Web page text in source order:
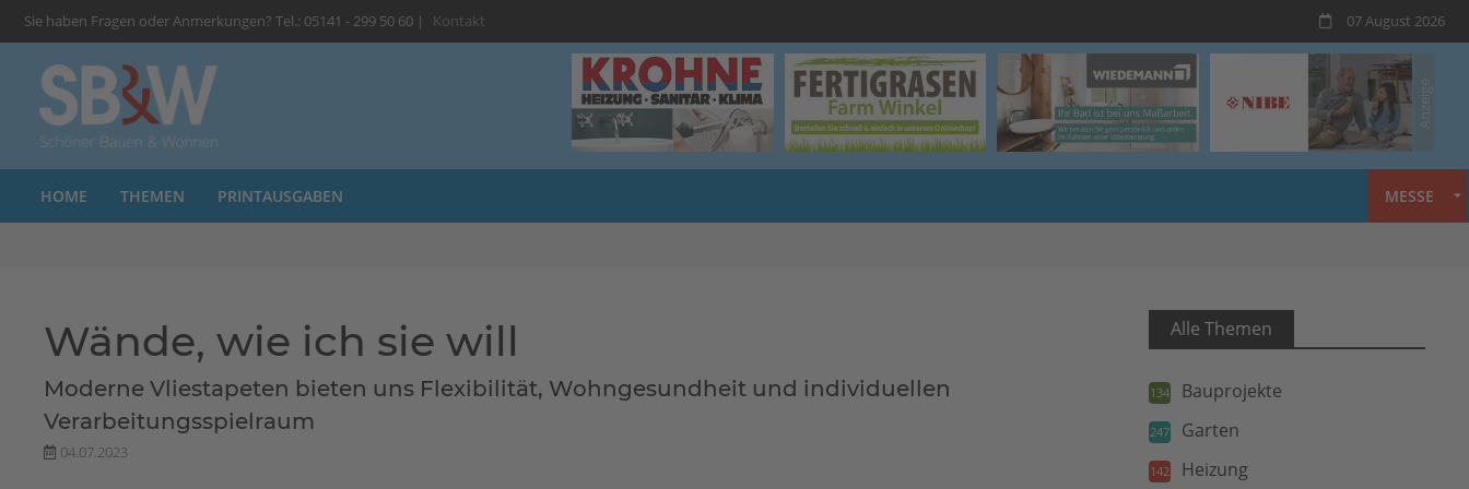
Sie haben Fragen oder Anmerkungen? Tel.: 05141 - 299 50 60 | Kontakt 07 August 2026
HOME THEMEN PRINTAUSGABEN MESSE
Wände, wie ich sie will
Moderne Vliestapeten bieten uns Flexibilität, Wohngesundheit und individuellen
Verarbeitungsspielraum
04.07.2023
Alle Themen
134 Bauprojekte
247 Garten
142 Heizung